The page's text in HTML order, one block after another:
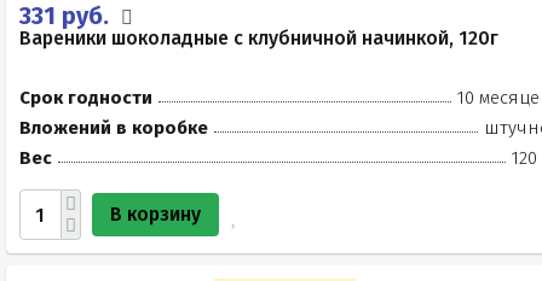
331 руб.
Вареники шоколадные с клубничной начинкой, 120г
Срок годности
10
Вложений в коробке
Вес
120
В корзину